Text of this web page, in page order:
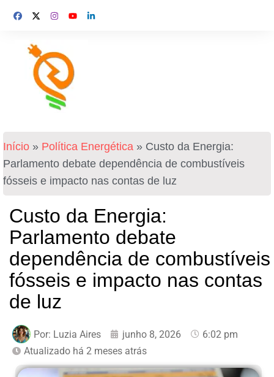
Início » Política Energética » Custo da Energia:
Parlamento debate dependência de combustíveis
fósseis e impacto nas contas de luz
Custo da Energia:
Parlamento debate
dependência de combustíveis
fósseis e impacto nas contas
de luz
Por: Luzia Aires junho 8, 2026
6:02 pm
Atualizado há 2 meses atrás